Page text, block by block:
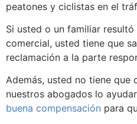
peatones y ciclistas en el
Si usted o un familiar
comercial, usted tiene que
reclamación a la parte
Además, usted no tiene que
nuestros abogados lo
buena compensación para